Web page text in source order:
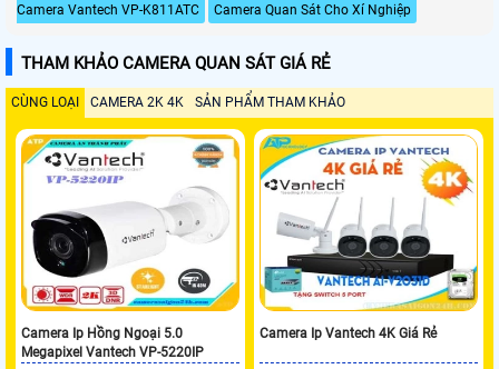
Camera Vantech VP-K811ATC
Camera Quan Sát Cho Xí Nghiệp
THAM KHẢO CAMERA QUAN SÁT GIÁ RẺ
CÙNG LOẠI CAMERA 2K 4K SẢN PHẨM THAM KHẢO
Camera Ip Hồng Ngoại 5.0
Megapixel Vantech VP-5220IP
Camera Ip Vantech 4K Giá Rẻ